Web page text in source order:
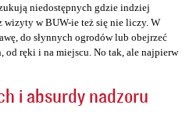
niedostępnych gdzie indziej
wizyty w BUW-ie też się nie liczy. W
do słynnych ogrodów lub obejrzeć
od ręki i na miejscu. No tak, ale najpierw
i absurdy nadzoru